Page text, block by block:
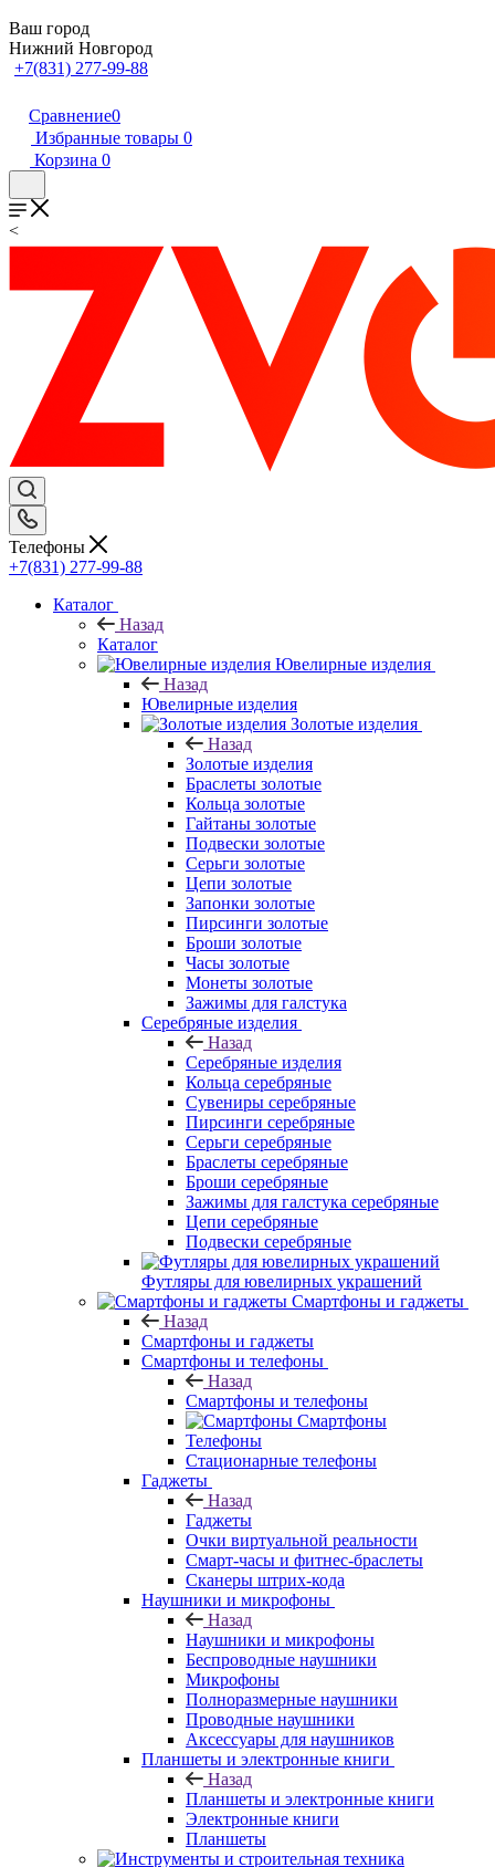
Ваш город
Нижний Новгород
+7(831) 277-99-88
Сравнение0
Избранные товары 0
Корзина 0
<
Телефоны
+7(831) 277-99-88
Каталог
Назад
Каталог
Ювелирные изделия
Назад
Ювелирные изделия
Золотые изделия
Назад
Золотые изделия
Браслеты золотые
Кольца золотые
Гайтаны золотые
Подвески золотые
Серьги золотые
Цепи золотые
Запонки золотые
Пирсинги золотые
Броши золотые
Часы золотые
Монеты золотые
Зажимы для галстука
Серебряные изделия
Назад
Серебряные изделия
Кольца серебряные
Сувениры серебряные
Пирсинги серебряные
Серьги серебряные
Браслеты серебряные
Броши серебряные
Зажимы для галстука серебряные
Цепи серебряные
Подвески серебряные
Футляры для ювелирных украшений
Смартфоны и гаджеты
Назад
Смартфоны и гаджеты
Смартфоны и телефоны
Назад
Смартфоны и телефоны
Смартфоны
Телефоны
Стационарные телефоны
Гаджеты
Назад
Гаджеты
Очки виртуальной реальности
Смарт-часы и фитнес-браслеты
Сканеры штрих-кода
Наушники и микрофоны
Назад
Наушники и микрофоны
Беспроводные наушники
Микрофоны
Полноразмерные наушники
Проводные наушники
Аксессуары для наушников
Планшеты и электронные книги
Назад
Планшеты и электронные книги
Электронные книги
Планшеты